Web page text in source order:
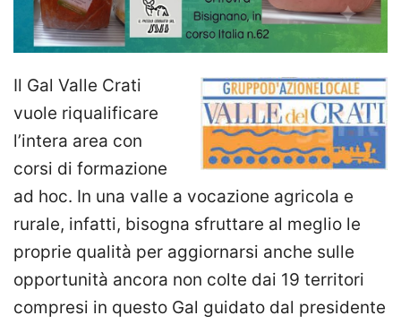
Il Gal Valle Crati
vuole riqualificare
l’intera area con
corsi di formazione
ad hoc. In una valle a vocazione agricola e
rurale, infatti, bisogna sfruttare al meglio le
proprie qualità per aggiornarsi anche sulle
opportunità ancora non colte dai 19 territori
compresi in questo Gal guidato dal presidente